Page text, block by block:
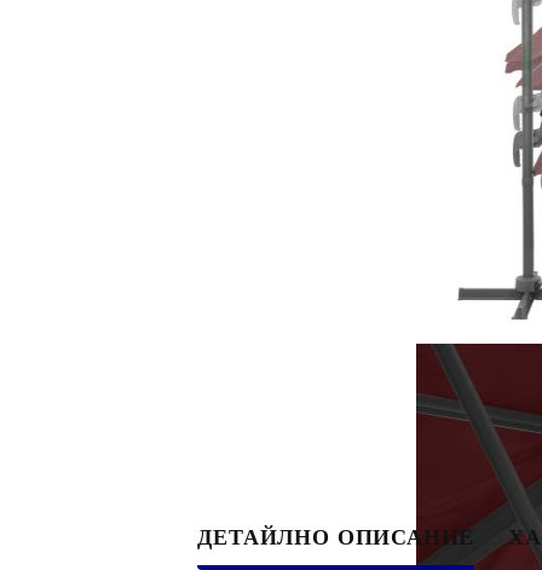
ДЕТАЙЛНО ОПИСАНИЕ